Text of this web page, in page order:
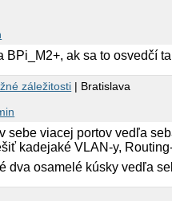
ak sa to osvedčí
záležitosti | Bratislava
sebe viacej portov vedľa
kadejaké VLAN-y,
dva osamelé kúsky vedľa